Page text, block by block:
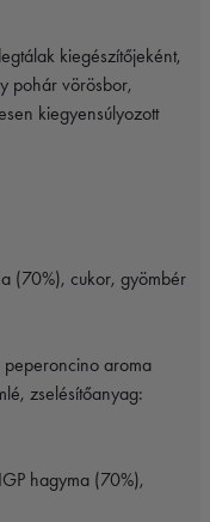
kiegészítőjeként,
pohár vörösbor,
kiegyensúlyozott
(70%), cukor, gyömbér
aroma
zselésítőanyag:
hagyma (70%),